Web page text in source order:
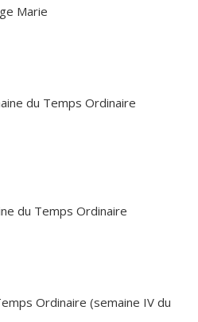
Marie
du Temps Ordinaire
du Temps Ordinaire
Ordinaire (semaine IV du